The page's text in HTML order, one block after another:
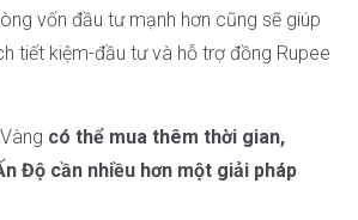
vốn đầu tư mạnh hơn cũng sẽ giúp
tiết kiệm-đầu tư và hỗ trợ đồng Rupee
Vàng có thể mua thêm thời gian,
Độ cần nhiều hơn một giải pháp